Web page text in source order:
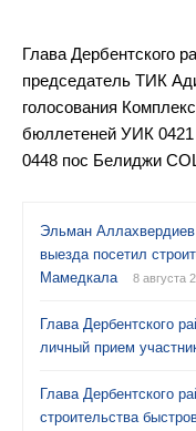
Глава Дербентского
председатель ТИК
голосования
бюллетеней УИК
0448 пос Белиджи
Эльман Аллахвердиев
выезда посетил
Мамедкала
8 августа
Глава Дербентского
личный прием
Глава Дербентского
строительства